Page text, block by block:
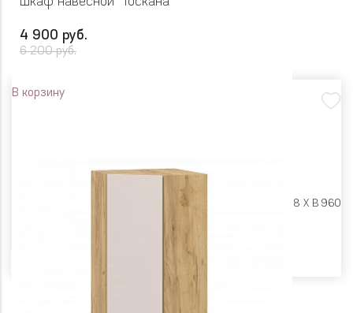
4 900 руб.
6 200 руб.
В корзину
Ш 300 X Г 318 X В 960